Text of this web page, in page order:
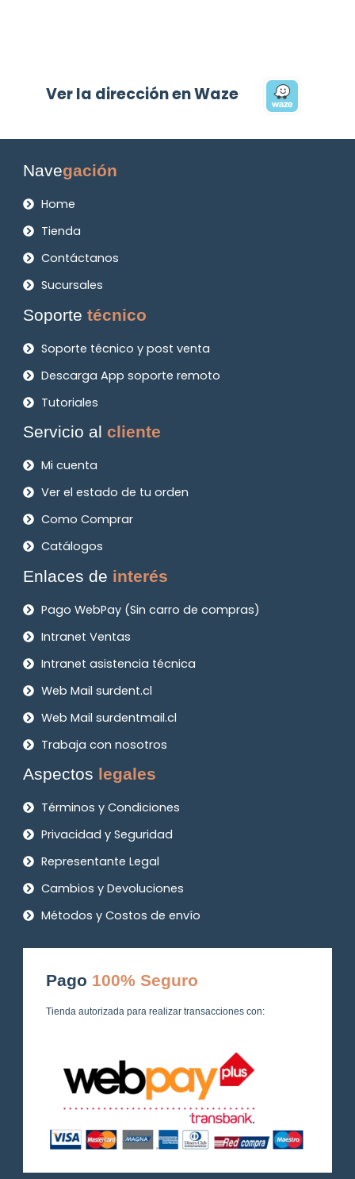
Ver la dirección en Waze
Navegación
Home
Tienda
Contáctanos
Sucursales
Soportetécnico
Soporte técnico y post venta
Descarga App soporte remoto
Tutoriales
Servicio alcliente
Mi cuenta
Ver el estado de tu orden
Como Comprar
Catálogos
Enlaces de interés
Pago WebPay (Sin carro de compras)
Intranet Ventas
Intranet asistencia técnica
Web Mail surdent.cl
Web Mail surdentmail.cl
Trabaja con nosotros
Aspectos legales
Términos y Condiciones
Privacidad y Seguridad
Representante Legal
Cambios y Devoluciones
Métodos y Costos de envío
Pago 100% Seguro
Tienda autorizada para realizar transacciones con: